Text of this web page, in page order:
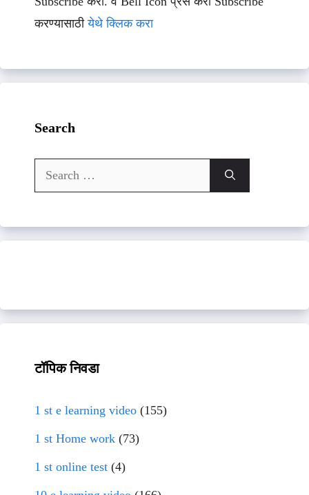
करण्यासाठीयेथे क्लिक करा
Search
Search
for:
टॉपिक निवडा
1 st e learning video (155)
1 st Home work (73)
1 st online test (4)